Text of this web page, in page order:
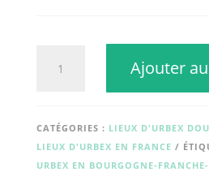
Ajouter
CATÉGORIES : LIEUX D'URBEX
LIEUX D'URBEX EN FRANCE
URBEX EN BOURGOGNE-